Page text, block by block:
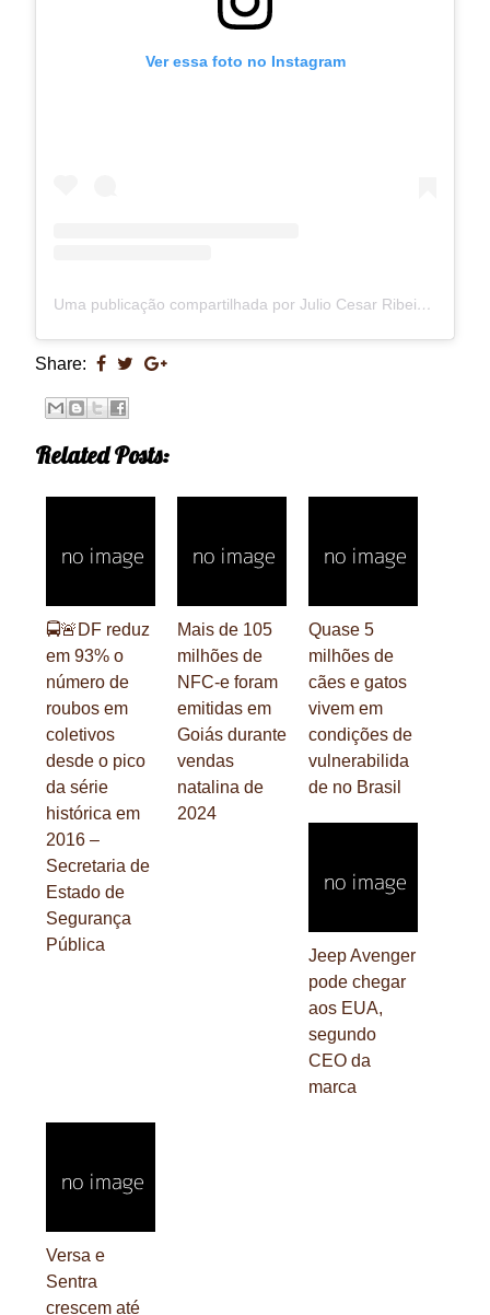
Ver essa foto no Instagram
Uma publicação compartilhada por Julio Cesar Ribeiro (@juliocesarribeiro)
Share:
Related Posts:
🚍🚨DF reduz
em 93% o
número de
roubos em
coletivos
desde o pico
da série
histórica em
2016 –
Secretaria de
Estado de
Segurança
Pública
Mais de 105
milhões de
NFC-e foram
emitidas em
Goiás durante
vendas
natalina de
2024
Quase 5
milhões de
cães e gatos
vivem em
condições de
vulnerabilida
de no Brasil
Jeep Avenger
pode chegar
aos EUA,
segundo
CEO da
marca
Versa e
Sentra
crescem até